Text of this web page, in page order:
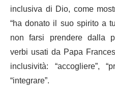
inclusiva di Dio, come
“ha donato il suo spirito a
non farsi prendere dalla
verbi usati da Papa
inclusività: “accogliere”,
“integrare”.